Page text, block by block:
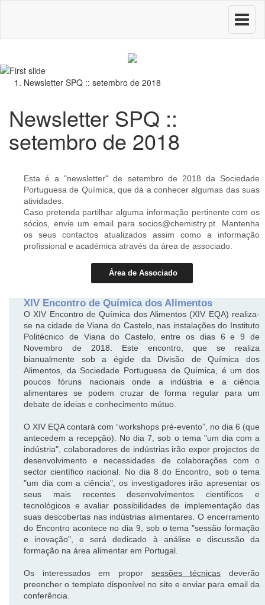
Toggle
Newsletter SPQ :: setembro de 2018
Newsletter SPQ ::
setembro de 2018
Esta é a "newsletter" de setembro de 2018 da Sociedade
Portuguesa de Química, que dá a conhecer algumas das suas
atividades.
Caso pretenda partilhar alguma informação pertinente com os
sócios, envie um email para socios@chemistry.pt. Mantenha
os seus contactos atualizados assim como a informação
profissional e académica através da área de associado.
Área de Associado
XIV Encontro de Química dos Alimentos
O XIV Encontro de Química dos Alimentos (XIV EQA) realiza-
se na cidade de Viana do Castelo, nas instalações do Instituto
Politécnico de Viana do Castelo, entre os dias 6 e 9 de
Novembro de 2018. Este encontro, que se realiza
bianualmente sob a égide da Divisão de Química dos
Alimentos, da Sociedade Portuguesa de Química, é um dos
poucos fóruns nacionais onde a indústria e a ciência
alimentares se podem cruzar de forma regular para um
debate de ideias e conhecimento mútuo.
O XIV EQA contará com “workshops pré-evento”, no dia 6 (que
antecedem a recepção). No dia 7, sob o tema "um dia com a
indústria", colaboradores de indústrias irão expor projectos de
desenvolvimento e necessidades de colaborações com o
sector científico nacional. No dia 8 do Encontro, sob o tema
"um dia com a ciência", os investigadores irão apresentar os
seus mais recentes desenvolvimentos científicos e
tecnológicos e avaliar possibilidades de implementação das
suas descobertas nas indústrias alimentares. O encerramento
do Encontro acontece no dia 9, sob o tema "sessão formação
e inovação", e será dedicado à análise e discussão da
formação na área alimentar em Portugal.
Os interessados em propor sessões técnicas deverão
preencher o template disponível no site e enviar para email da
conferência.